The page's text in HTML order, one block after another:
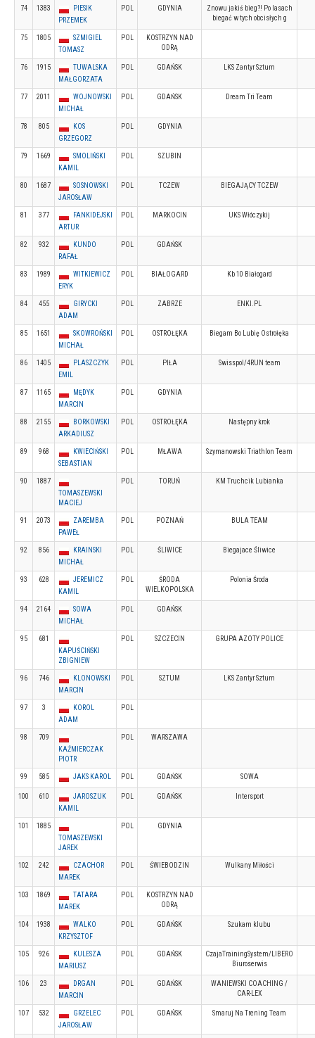
74 1383
PIESIK
PRZEMEK
POL GDYNIA
Znowu jakiś bieg?! Po lasach
biegać w tych obcisłych g
75 1805
SZMIGIEL
TOMASZ
POL
KOSTRZYN NAD
ODRĄ
76 1915
TUWALSKA
MAŁGORZATA
POL GDAŃSK LKS Zantyr Sztum
77 2011
WOJNOWSKI
MICHAŁ
POL GDAŃSK Dream Tri Team
78 805
KOS
GRZEGORZ
POL GDYNIA
79 1669
SMOLIŃSKI
KAMIL
POL SZUBIN
80 1687
SOSNOWSKI
JAROSŁAW
POL TCZEW BIEGAJĄCY TCZEW
81 377
FANKIDEJSKI
ARTUR
POL MARKOCIN UKS Włóczykij
82 932
KUNDO
RAFAŁ
POL GDAŃSK
83 1989
WITKIEWICZ
ERYK
POL BIAŁOGARD Kb 10 Białogard
84 455
GIRYCKI
ADAM
POL ZABRZE ENKI.PL
85 1651
SKOWROŃSKI
MICHAŁ
POL OSTROŁĘKA Biegam Bo Lubię Ostrołęka
86 1405
PLASZCZYK
EMIL
POL PIŁA Swisspol/4RUN team
87 1165
MĘDYK
MARCIN
POL GDYNIA
88 2155
BORKOWSKI
ARKADIUSZ
POL OSTROŁĘKA Następny krok
89 968
KWIECIŃSKI
SEBASTIAN
POL MŁAWA Szymanowski Triathlon Team
90
1887
TOMASZEWSKI
MACIEJ
POL TORUŃ KM Truchcik Lubianka
91 2073
ZAREMBA
PAWEŁ
POL POZNAŃ BULA TEAM
92 856
KRAINSKI
MICHAŁ
POL ŚLIWICE Biegajace Śliwice
93 628
JEREMICZ
KAMIL
POL
ŚRODA
WIELKOPOLSKA
Polonia Środa
94 2164
SOWA
MICHAŁ
POL GDAŃSK
95
681
KAPUŚCIŃSKI
ZBIGNIEW
POL SZCZECIN GRUPA AZOTY POLICE
96 746
KLONOWSKI
MARCIN
POL SZTUM LKS Zantyr Sztum
97 3
KOROL
ADAM
POL
98
709
KAŹMIERCZAK
PIOTR
POL WARSZAWA
99 585 JAKS KAROL POL GDAŃSK SOWA
100 610
JAROSZUK
KAMIL
POL GDAŃSK Intersport
101
1885
TOMASZEWSKI
JAREK
POL GDYNIA
102 242
CZACHOR
MAREK
POL ŚWIEBODZIN Wulkany Miłości
103 1869
TATARA
MAREK
POL
KOSTRZYN NAD
ODRĄ
104 1938
WALKO
KRZYSZTOF
POL GDAŃSK Szukam klubu
105 926
KULESZA
MARIUSZ
POL GDAŃSK
CzajaTrainingSystem/LIBERO
Biuroserwis
106 23
DRGAN
MARCIN
POL GDAŃSK
WANIEWSKI COACHING /
CAR-LEX
107 532
GRZELEC
JAROSŁAW
POL GDAŃSK Smaruj Na Trening Team